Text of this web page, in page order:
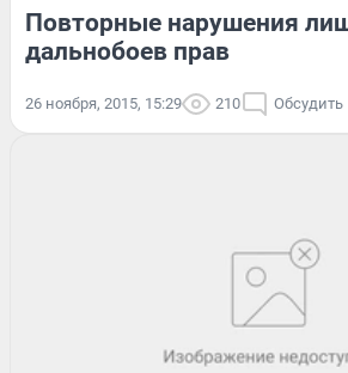
Повторные нарушения
дальнобоев прав
26 ноября, 2015, 15:29 210 Обсудить